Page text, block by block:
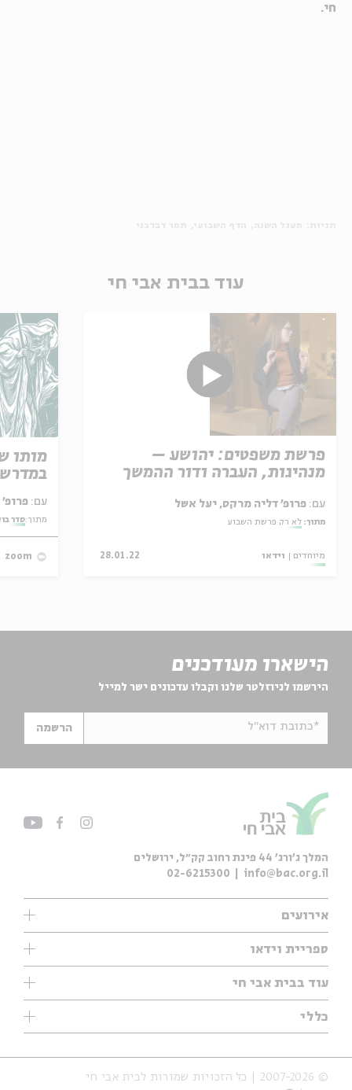
חי.
עוד בבית אבי חי
פרשת משפטים: יהושע –
מנהיגות, העברה ודור ההמשך
עם: פרופ' דליה מרקס, יעל אשל
מתוך: לא רק פרשת השבוע
מיוחדים וידאו 28.01.22
מותו
עם: פרופ' אביגדור שנאן
מתוך:סדר
zoom
הישארו מעודכנים
הירשמו לניוזלטר שלנו וקבלו עדכונים ישר למייל
*כתובת דוא"ל הרשמה
אירועים
עיון
אנגלית
נוער
סדרות
אירועי עבר
ספריית וידאו
ילדים
מוזיקה
עיון
מיוחדים
עוד בבית אבי חי
תערוכות
מיוחדים
כללי
אודות
הצהרת נגישות
המלך ג'ורג' 44 פינת רחוב קק״ל, ירושלים
info@bac.org.il
02-6215300
© 2007-2026 | כל הזכויות שמורות לבית אבי חי